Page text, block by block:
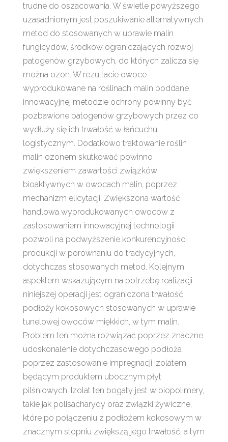
trudne do oszacowania. W świetle powyższego
uzasadnionym jest poszukiwanie alternatywnych
metod do stosowanych w uprawie malin
fungicydów, środków ograniczających rozwój
patogenów grzybowych, do których zalicza się
można ozon. W rezultacie owoce
wyprodukowane na roślinach malin poddane
innowacyjnej metodzie ochrony powinny być
pozbawione patogenów grzybowych przez co
wydłuży się ich trwałość w łańcuchu
logistycznym. Dodatkowo traktowanie roślin
malin ozonem skutkować powinno
zwiększeniem zawartości związków
bioaktywnych w owocach malin, poprzez
mechanizm elicytacji. Zwiększona wartość
handlowa wyprodukowanych owoców z
zastosowaniem innowacyjnej technologii
pozwoli na podwyższenie konkurencyjności
produkcji w porównaniu do tradycyjnych,
dotychczas stosowanych metod. Kolejnym
aspektem wskazującym na potrzebę realizacji
niniejszej operacji jest ograniczona trwałość
podłoży kokosowych stosowanych w uprawie
tunelowej owoców miękkich, w tym malin.
Problem ten można rozwiązać poprzez znaczne
udoskonalenie dotychczasowego podłoża
poprzez zastosowanie impregnacji izolatem,
będącym produktem ubocznym płyt
pilśniowych. Izolat ten bogaty jest w biopolimery,
takie jak polisacharydy oraz związki żywiczne,
które po połączeniu z podłożem kokosowym w
znacznym stopniu zwiększą jego trwałość, a tym